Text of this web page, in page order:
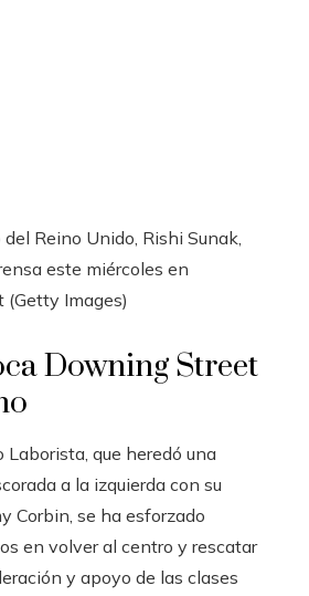
Reino Unido, Rishi Sunak,
este miércoles en
(Getty Images)
Downing Street
Laborista, que heredó una
a la izquierda con su
Corbin, se ha esforzado
en volver al centro y rescatar
y apoyo de las clases